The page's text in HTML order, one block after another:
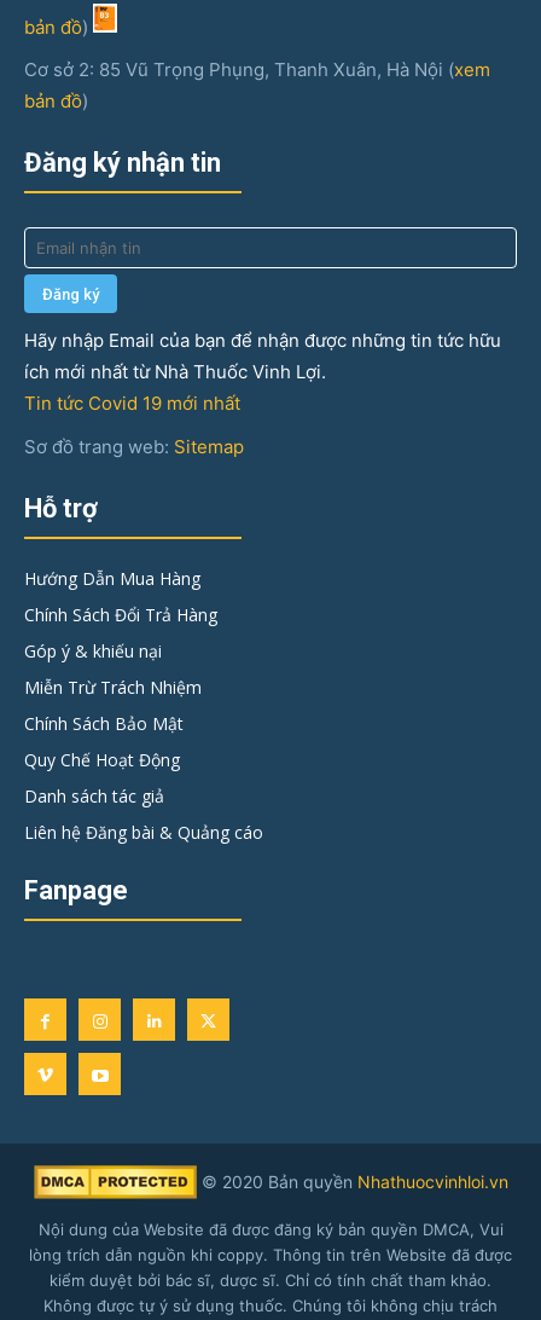
bản đồ)
Cơ sở 2: 85 Vũ Trọng Phụng, Thanh Xuân, Hà Nội (xem
bản đồ)
Đăng ký nhận tin
Hãy nhập Email của bạn để nhận được những tin tức hữu
ích mới nhất từ Nhà Thuốc Vinh Lợi.
Tin tức Covid 19 mới nhất
Sơ đồ trang web: Sitemap
Hỗ trợ
Hướng Dẫn Mua Hàng
Chính Sách Đổi Trả Hàng
Góp ý & khiếu nại
Miễn Trừ Trách Nhiệm
Chính Sách Bảo Mật
Quy Chế Hoạt Động
Danh sách tác giả
Liên hệ Đăng bài & Quảng cáo
Fanpage
© 2020 Bản quyền Nhathuocvinhloi.vn
Nội dung của Website đã được đăng ký bản quyền DMCA, Vui
lòng trích dẫn nguồn khi coppy. Thông tin trên Website đã được
kiểm duyệt bởi bác sĩ, dược sĩ. Chỉ có tính chất tham khảo.
Không được tự ý sử dụng thuốc. Chúng tôi không chịu trách